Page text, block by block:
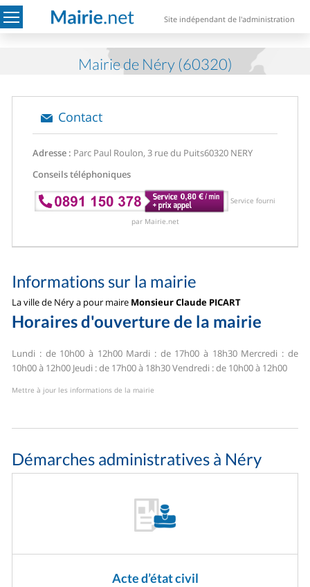
Site indépendant de l'administration
Mairie de Néry (60320)
Contact
Adresse : Parc Paul Roulon, 3 rue du Puits60320 NERY
Conseils téléphoniques
Service fourni
par Mairie.net
Informations sur la mairie
La ville de Néry a pour maire Monsieur Claude PICART
Horaires d'ouverture de la mairie
Lundi : de 10h00 à 12h00Mardi : de 17h00 à 18h30Mercredi : de
10h00 à 12h00 Jeudi : de 17h00 à 18h30Vendredi : de 10h00 à 12h00
Mettre à jour les informations de la mairie
Démarches administratives à Néry
Acte d’état civil